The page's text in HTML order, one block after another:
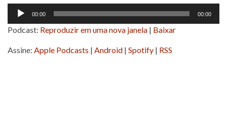
Tocador
áudio
00:00 00:00
Podcast: Reproduzir em uma nova janela | Baixar
Assine: Apple Podcasts | Android | Spotify | RSS